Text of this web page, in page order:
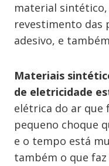
material
revestimento das
adesivo, e
Materiais
de eletricidade
elétrica do ar que
pequeno choque
e o tempo está
também o que